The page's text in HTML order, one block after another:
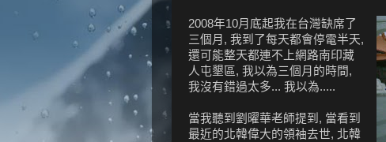
2008年10月底起我在台灣缺席了
三個月, 我到了每天都會停電半天,
還可能整天都連不上網路南印藏
人屯墾區, 我以為三個月的時間,
我沒有錯過太多... 我以為.....
當我聽到劉曜華老師提到, 當看到
最近的北韓偉大的領袖去世, 北韓